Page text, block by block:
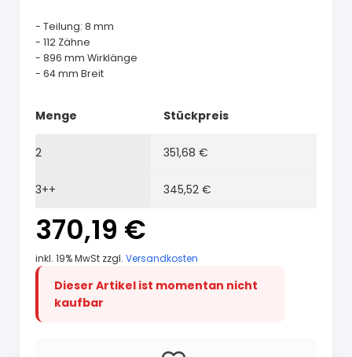
- Teilung: 8 mm
- 112 Zähne
- 896 mm Wirklänge
- 64 mm Breit
Menge Stückpreis
2 351,68 €
3++ 345,52 €
370,19 €
inkl. 19% MwSt zzgl. Versandkosten
Dieser Artikel ist momentan nicht
kaufbar